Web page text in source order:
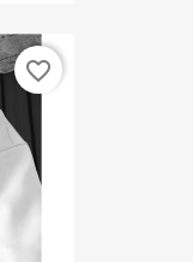
favorite_border